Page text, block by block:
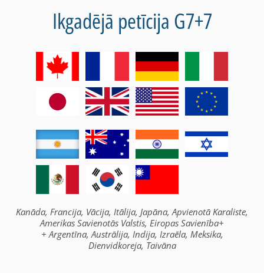
Ikgadējā petīcija G7+7
Kanāda, Francija, Vācija, Itālija, Japāna, Apvienotā Karaliste,
Amerikas Savienotās Valstis, Eiropas Savienība+
+ Argentīna, Austrālija, Indija, Izraēla, Meksika,
Dienvidkoreja, Taivāna